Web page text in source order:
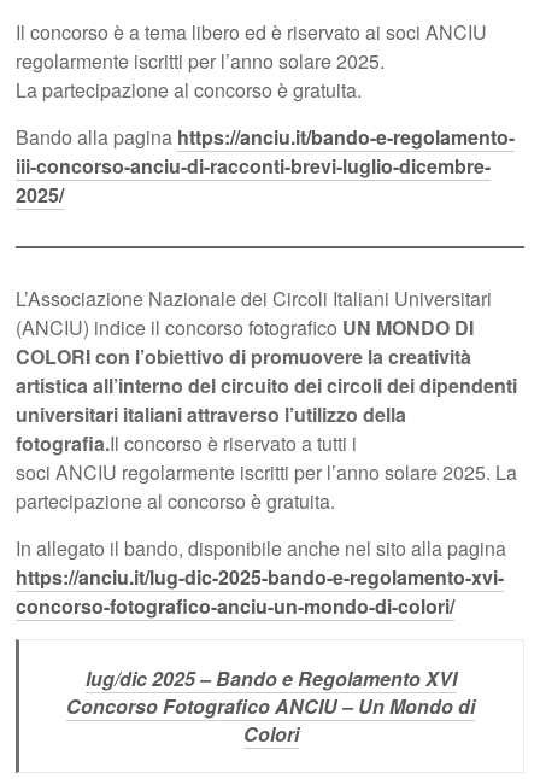
Il concorso è a tema libero ed è riservato ai soci ANCIU
regolarmente iscritti per l’anno solare 2025.
La partecipazione al concorso è gratuita.
Bando alla pagina https://anciu.it/bando-e-regolamento-
iii-concorso-anciu-di-racconti-brevi-luglio-dicembre-
2025/
L’Associazione Nazionale dei Circoli Italiani Universitari
(ANCIU) indice il concorso fotografico UN MONDO DI
COLORIcon l’obiettivo di promuovere la creatività
artistica all’interno del circuito dei circoli dei dipendenti
universitari italiani attraverso l’utilizzo della
fotografia.Il concorso è riservato a tutti i
soci ANCIU regolarmente iscritti per l’anno solare 2025. La
partecipazione al concorso è gratuita.
In allegato il bando, disponibile anche nel sito alla pagina
https://anciu.it/lug-dic-2025-bando-e-regolamento-xvi-
concorso-fotografico-anciu-un-mondo-di-colori/
lug/dic 2025 – Bando e Regolamento XVI
Concorso Fotografico ANCIU – Un Mondo di
Colori